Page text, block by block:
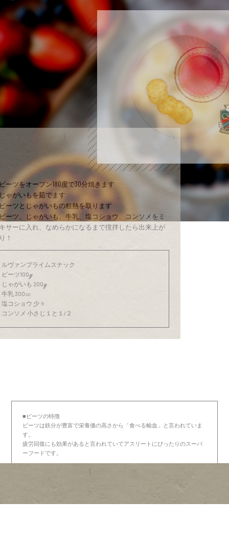
ーツをオーブン180度で30分焼きます
ゃがいもを茹でます
ーツとじゃがいもの粗熱を取ります
ーツ、じゃがいも、牛乳、塩コショウ、コンソメをミ
サーに入れ、なめらかになるまで撹拌したら出来上が
！
ルヴァンプライムスナック
ビーツ100ℊ
じゃがいも 200ℊ
牛乳 300㏄
塩コショウ 少々
コンソメ 小さじ１と１/２
■ビーツの特徴
ビーツは鉄分が豊富で栄養価の高さから「食べる輸血」と言われていま
す。
疲労回復にも効果があると言われていてアスリートにぴったりのスーパ
ーフードです。